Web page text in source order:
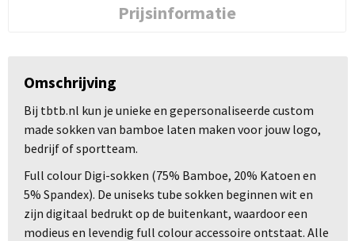
Prijsinformatie
Omschrijving
Bij tbtb.nl kun je unieke en gepersonaliseerde custom
made sokken van bamboe laten maken voor jouw logo,
bedrijf of sportteam.
Full colour Digi-sokken (75% Bamboe, 20% Katoen en
5% Spandex). De uniseks tube sokken beginnen wit en
zijn digitaal bedrukt op de buitenkant, waardoor een
modieus en levendig full colour accessoire ontstaat. Alle